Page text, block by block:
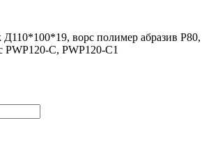
ворс полимер абразив Р80,
PWP120-C, PWP120-C1